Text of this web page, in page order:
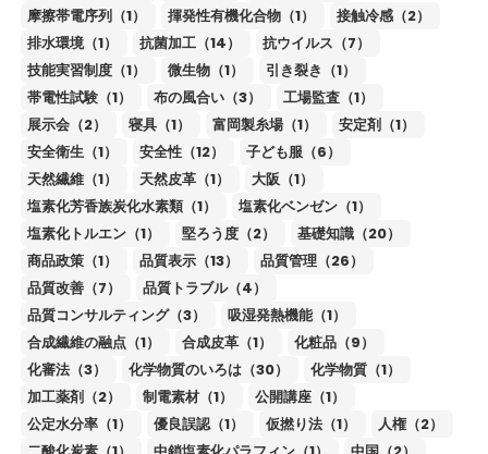
摩擦帯電序列（1）
揮発性有機化合物（1）
接触冷感（2）
排水環境（1）
抗菌加工（14）
抗ウイルス（7）
技能実習制度（1）
微生物（1）
引き裂き（1）
帯電性試験（1）
布の風合い（3）
工場監査（1）
展示会（2）
寝具（1） 富岡製糸場（1）
安定剤（1）
安全衛生（1）
安全性（12）
子ども服（6）
天然繊維（1）
天然皮革（1）
大阪（1）
塩素化芳香族炭化水素類（1）
塩素化ベンゼン（1）
塩素化トルエン（1）
堅ろう度（2）
基礎知識（20）
商品政策（1）
品質表示（13）
品質管理（26）
品質改善（7）
品質トラブル（4）
品質コンサルティング（3）
吸湿発熱機能（1）
合成繊維の融点（1）
合成皮革（1）
化粧品（9）
化審法（3）
化学物質のいろは（30）
化学物質（1）
加工薬剤（2）
制電素材（1）
公開講座（1）
公定水分率（1）
優良誤認（1） 仮撚り法（1）
人権（2）